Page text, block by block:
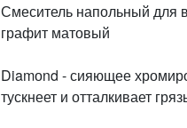
Смеситель напольный для
графит матовый
Diamоnd - сияющее
тускнеет и отталкивает